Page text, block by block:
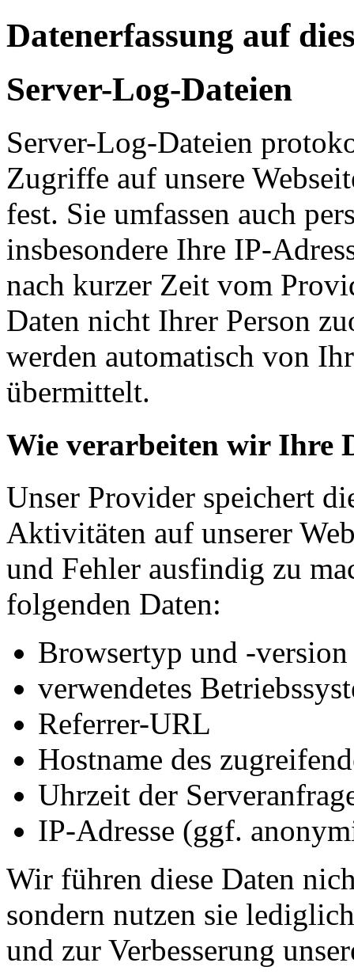
Datenerfassung auf
Server-Log-Dateien
Server-Log-Dateien
Zugriffe auf unsere
fest. Sie umfassen auch
insbesondere Ihre IP-
nach kurzer Zeit vom
Daten nicht Ihrer Person
werden automatisch von
übermittelt.
Wie verarbeiten wir Ihre
Unser Provider speichert
Aktivitäten auf unserer
und Fehler ausfindig zu
folgenden Daten:
Browsertyp und -version
verwendetes
Referrer-URL
Hostname des
Uhrzeit der
IP-Adresse (ggf.
Wir führen diese Daten
sondern nutzen sie
und zur Verbesserung